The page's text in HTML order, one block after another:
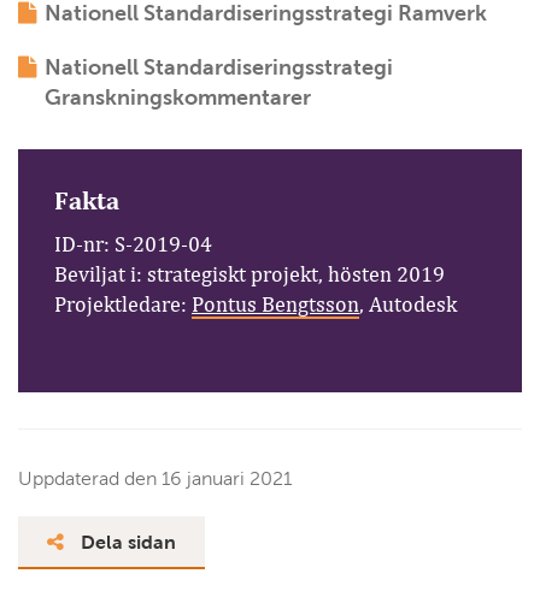
Nationell Standardiseringsstrategi Ramverk
Nationell Standardiseringsstrategi
Granskningskommentarer
Fakta
ID-nr: S-2019-04
Beviljat i: strategiskt projekt, hösten 2019
Projektledare: Pontus Bengtsson, Autodesk
Uppdaterad den 16 januari 2021
Dela sidan